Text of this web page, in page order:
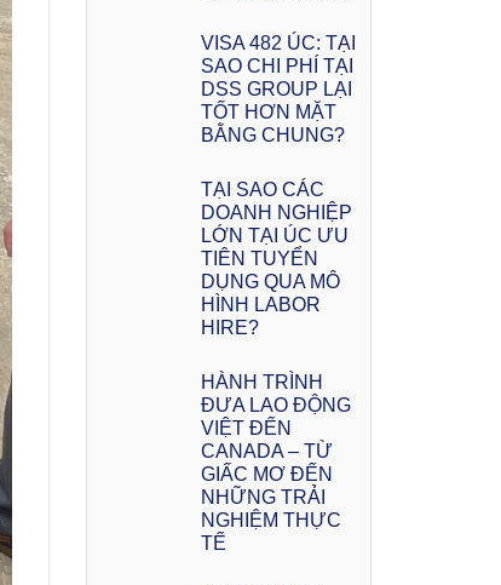
VISA 482 ÚC: TẠI
SAO CHI PHÍ TẠI
DSS GROUP LẠI
TỐT HƠN MẶT
BẰNG CHUNG?
TẠI SAO CÁC
DOANH NGHIỆP
LỚN TẠI ÚC ƯU
TIÊN TUYỂN
DỤNG QUA MÔ
HÌNH LABOR
HIRE?
HÀNH TRÌNH
ĐƯA LAO ĐỘNG
VIỆT ĐẾN
CANADA – TỪ
GIẤC MƠ ĐẾN
NHỮNG TRẢI
NGHIỆM THỰC
TẾ